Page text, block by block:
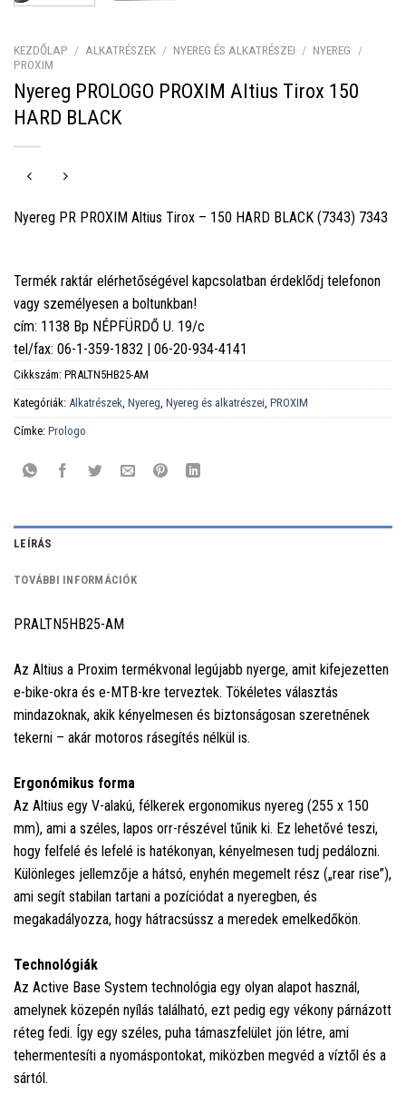
KEZDŐLAP / ALKATRÉSZEK / NYEREG ÉS ALKATRÉSZEI / NYEREG
/
PROXIM
Nyereg PROLOGO PROXIM Altius Tirox 150
HARD BLACK
Nyereg PR PROXIM Altius Tirox – 150 HARD BLACK (7343) 7343
Termék raktár elérhetőségével kapcsolatban érdeklődj telefonon
vagy személyesen a boltunkban!
cím: 1138 Bp NÉPFÜRDŐ U. 19/c
tel/fax: 06-1-359-1832 | 06-20-934-4141
Cikkszám: PRALTN5HB25-AM
Kategóriák: Alkatrészek, Nyereg, Nyereg és alkatrészei, PROXIM
Címke: Prologo
LEÍRÁS
TOVÁBBI INFORMÁCIÓK
PRALTN5HB25-AM
Az Altius a Proxim termékvonal legújabb nyerge, amit kifejezetten
e-bike-okra és e-MTB-kre terveztek. Tökéletes választás
mindazoknak, akik kényelmesen és biztonságosan szeretnének
tekerni – akár motoros rásegítés nélkül is.
Ergonómikus forma
Az Altius egy V-alakú, félkerek ergonomikus nyereg (255 x 150
mm), ami a széles, lapos orr-részével tűnik ki. Ez lehetővé teszi,
hogy felfelé és lefelé is hatékonyan, kényelmesen tudj pedálozni.
Különleges jellemzője a hátsó, enyhén megemelt rész („rear rise”),
ami segít stabilan tartani a pozíciódat a nyeregben, és
megakadályozza, hogy hátracsússz a meredek emelkedőkön.
Technológiák
Az Active Base System technológia egy olyan alapot használ,
amelynek közepén nyílás található, ezt pedig egy vékony párnázott
réteg fedi. Így egy széles, puha támaszfelület jön létre, ami
tehermentesíti a nyomáspontokat, miközben megvéd a víztől és a
sártól.